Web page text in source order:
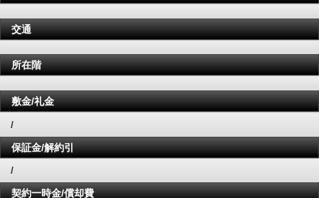
交通
所在階
敷金/礼金
/
保証金/解約引
/
契約一時金/償却費